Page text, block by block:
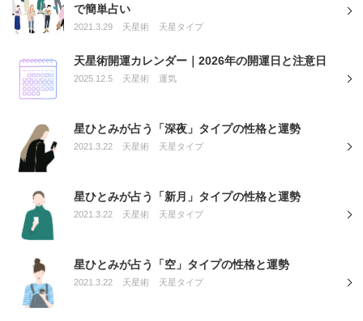
で簡単占い
2021.3.29 天星術 天星タイプ
天星術開運カレンダー｜2026年の開運日と注意日
2025.12.5 天星術 運気
星ひとみが占う「深夜」タイプの性格と運勢
2021.3.22 天星術 天星タイプ
星ひとみが占う「新月」タイプの性格と運勢
2021.3.22 天星術 天星タイプ
星ひとみが占う「空」タイプの性格と運勢
2021.3.22 天星術 天星タイプ